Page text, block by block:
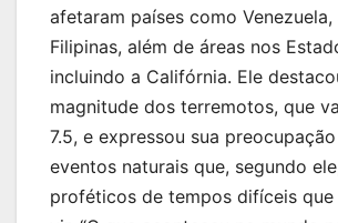
afetaram países como
Filipinas, além de áreas nos
incluindo a Califórnia. Ele
magnitude dos terremotos, que
7.5, e expressou sua
eventos naturais que, segundo
proféticos de tempos difíceis